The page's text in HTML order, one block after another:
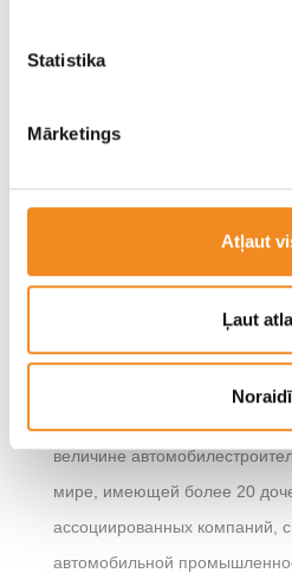
Statistika
Mārketings
Atļaut
Ļaut
Hyundai Motor
Hyundai является
автопроизводителем с
опыт в производстве
величине
мире, имеющей более 20
ассоциированных компаний,
автомобильной